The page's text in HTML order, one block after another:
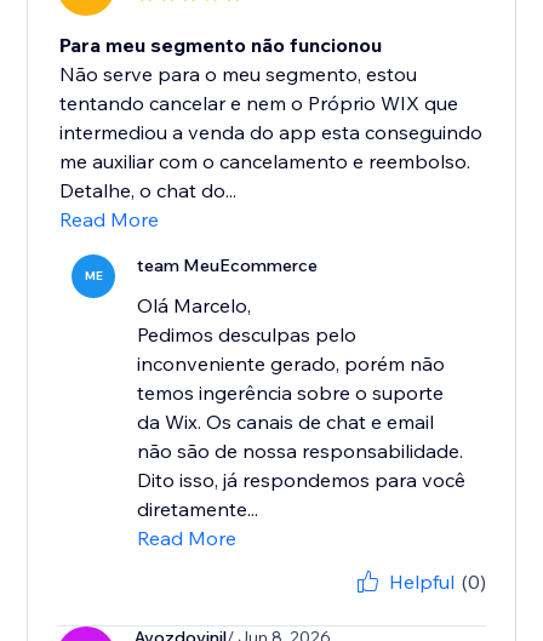
Para meu segmento não funcionou
Não serve para o meu segmento, estou
tentando cancelar e nem o Próprio WIX que
intermediou a venda do app esta conseguindo
me auxiliar com o cancelamento e reembolso.
Detalhe, o chat do...
Read More
ME team MeuEcommerce
Olá Marcelo,
Pedimos desculpas pelo
inconveniente gerado, porém não
temos ingerência sobre o suporte
da Wix. Os canais de chat e email
não são de nossa responsabilidade.
Dito isso, já respondemos para você
diretamente...
Read More
Helpful (0)